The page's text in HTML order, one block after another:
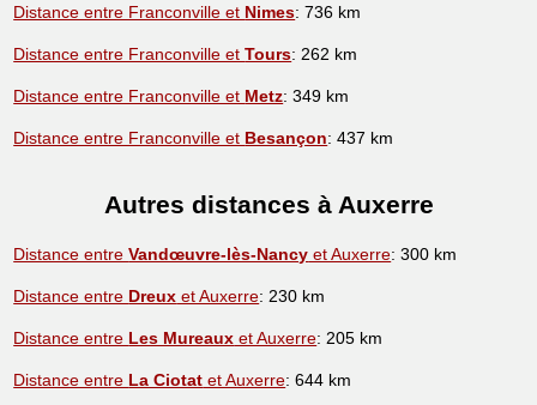
Distance entre Franconville et Nimes: 736 km
Distance entre Franconville etTours: 262 km
Distance entre Franconville et Metz: 349 km
Distance entre Franconville et Besançon: 437 km
Autres distances à Auxerre
Distance entreVandœuvre-lès-Nancy et Auxerre: 300 km
Distance entre Dreux et Auxerre: 230 km
Distance entre Les Mureaux et Auxerre: 205 km
Distance entre La Ciotat et Auxerre: 644 km